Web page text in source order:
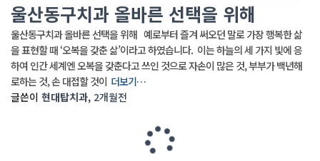
울산동구치과 올바른 선택을 위해
울산동구치과 올바른 선택을 위해 예로부터 즐겨 써오던 말로 가장 행복한 삶
을 표현할 때 ‘오복을 갖춘 삶’이라고 하였습니다. ​ 이는 하늘의 세 가지 빛에 응
하여 인간 세계엔 오복을 갖춘다고 쓰인 것으로 자손이 많은 것, 부부가 백년해
로하는 것, 손 대접할 것이 더보기…
글쓴이 현대탑치과, 2개월전